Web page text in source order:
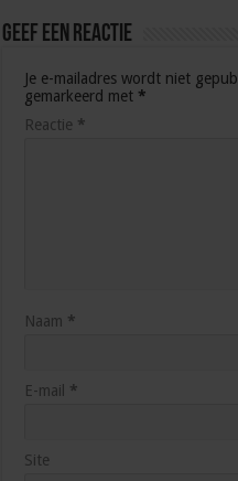
Geef een reactie
Je e-mailadres wordt niet
gemarkeerd met *
Reactie *
Naam *
E-mail *
Site